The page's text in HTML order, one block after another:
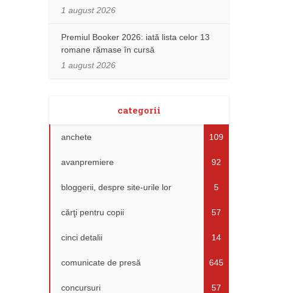
1 august 2026
Premiul Booker 2026: iată lista celor 13
romane rămase în cursă
1 august 2026
categorii
anchete 109
avanpremiere 92
bloggerii, despre site-urile lor 5
cărţi pentru copii 57
cinci detalii 14
comunicate de presă 645
concursuri 57